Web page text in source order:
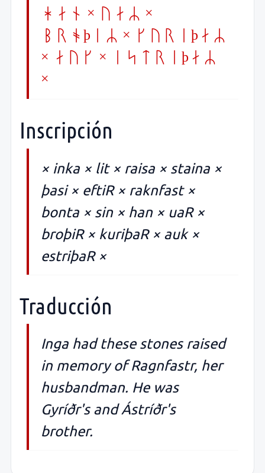
han × uaR ×
broþiR × kuriþaR
× auk × estriþaR
×
Inscripción
× inka × lit × raisa × staina ×
þasi × eftiR × raknfast ×
bonta × sin × han × uaR ×
broþiR × kuriþaR × auk ×
estriþaR ×
Traducción
Inga had these stones raised
in memory of Ragnfastr, her
husbandman. He was
Gyríðr's and Ástríðr's
brother.